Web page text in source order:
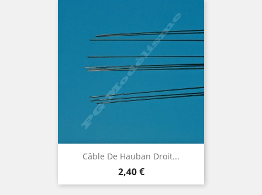
Câble De Hauban Droit...
Prix
2,40 €